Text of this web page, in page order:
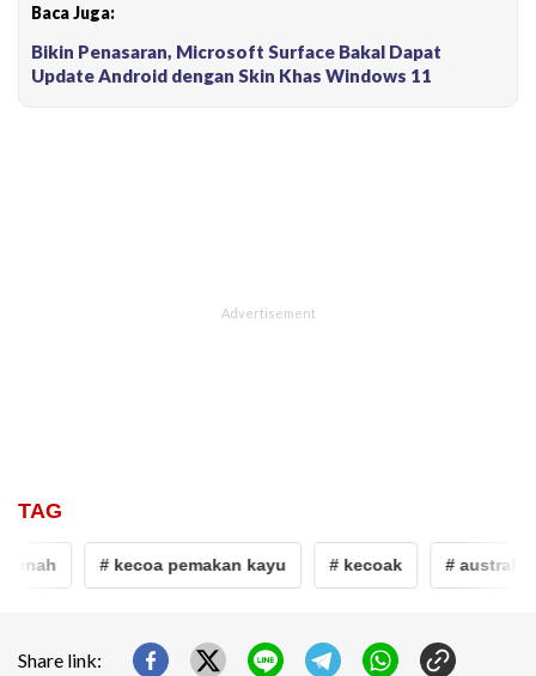
Baca Juga:
Bikin Penasaran, Microsoft Surface Bakal Dapat
Update Android dengan Skin Khas Windows 11
TAG
# kecoa pemakan kayu # kecoak # australia
Share link: